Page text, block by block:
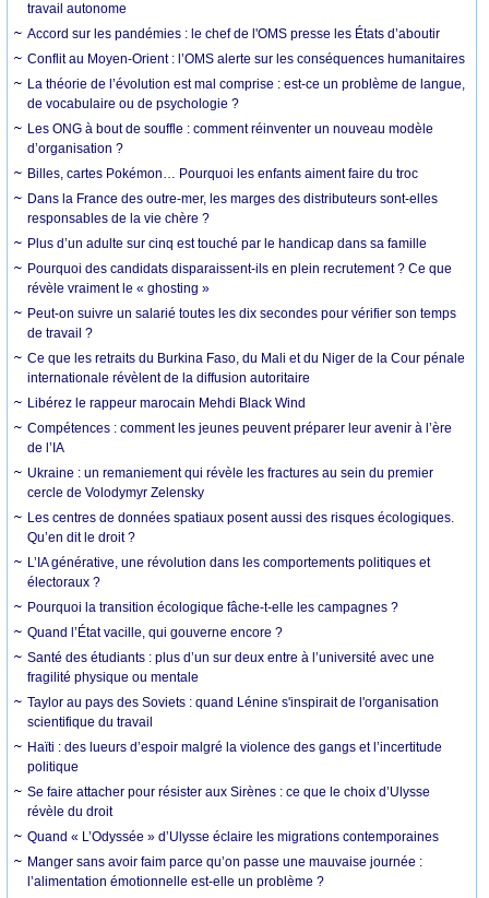
travail autonome
Accord sur les pandémies : le chef de l'OMS presse les États d’aboutir
Conflit au Moyen-Orient : l’OMS alerte sur les conséquences humanitaires
La théorie de l’évolution est mal comprise : est-ce un problème de langue,
de vocabulaire ou de psychologie ?
Les ONG à bout de souffle : comment réinventer un nouveau modèle
d’organisation ?
Billes, cartes Pokémon… Pourquoi les enfants aiment faire du troc
Dans la France des outre-mer, les marges des distributeurs sont-elles
responsables de la vie chère ?
Plus d’un adulte sur cinq est touché par le handicap dans sa famille
Pourquoi des candidats disparaissent-ils en plein recrutement ? Ce que
révèle vraiment le « ghosting »
Peut-on suivre un salarié toutes les dix secondes pour vérifier son temps
de travail ?
Ce que les retraits du Burkina Faso, du Mali et du Niger de la Cour pénale
internationale révèlent de la diffusion autoritaire
Libérez le rappeur marocain Mehdi Black Wind
Compétences : comment les jeunes peuvent préparer leur avenir à l’ère
de l’IA
Ukraine : un remaniement qui révèle les fractures au sein du premier
cercle de Volodymyr Zelensky
Les centres de données spatiaux posent aussi des risques écologiques.
Qu’en dit le droit ?
L’IA générative, une révolution dans les comportements politiques et
électoraux ?
Pourquoi la transition écologique fâche-t-elle les campagnes ?
Quand l’État vacille, qui gouverne encore ?
Santé des étudiants : plus d’un sur deux entre à l’université avec une
fragilité physique ou mentale
Taylor au pays des Soviets : quand Lénine s'inspirait de l'organisation
scientifique du travail
Haïti : des lueurs d’espoir malgré la violence des gangs et l’incertitude
politique
Se faire attacher pour résister aux Sirènes : ce que le choix d’Ulysse
révèle du droit
Quand « L’Odyssée » d’Ulysse éclaire les migrations contemporaines
Manger sans avoir faim parce qu’on passe une mauvaise journée :
l’alimentation émotionnelle est-elle un problème ?